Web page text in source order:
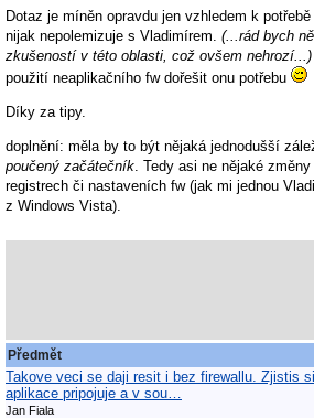
Dotaz je míněn opravdu jen vzhledem k
nijak nepolemizuje s Vladimírem. (...rád bych
zkušeností v této oblasti, což ovšem nehrozí...)
použití neaplikačního fw dořešit onu potřebu
Díky za tipy.
doplnění: měla by to být nějaká jednodušší
poučený začátečník. Tedy asi ne nějaké
registrech či nastaveních fw (jak mi jednou
z Windows Vista).
Předmět
Takove veci se daji resit i bez firewallu. Zjistis
aplikace pripojuje a v sou…
Jan Fiala